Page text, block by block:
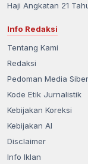
Haji Angkatan 21
Info Redaksi
Tentang Kami
Redaksi
Pedoman Media Siber
Kode Etik Jurnalistik
Kebijakan Koreksi
Kebijakan AI
Disclaimer
Info Iklan